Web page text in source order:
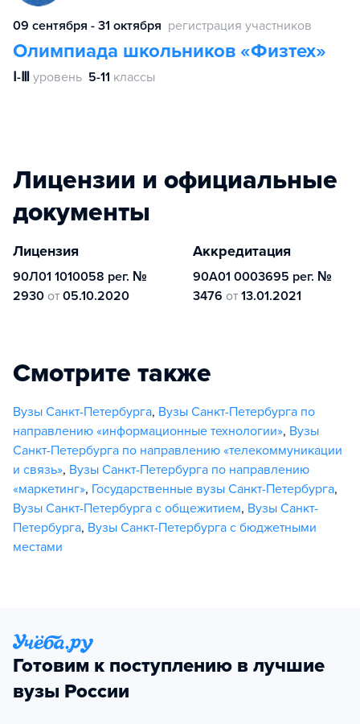
09 сентября - 31 октября регистрация участников
Олимпиада школьников «Физтех»
Ⅰ-Ⅲ уровень 5-11 классы
Лицензии и официальные
документы
Лицензия
90Л01 1010058 рег. №
2930 от 05.10.2020
Аккредитация
90А01 0003695 рег. №
3476 от 13.01.2021
Смотрите также
Вузы Санкт-Петербурга, Вузы Санкт-Петербурга по
направлению «информационные технологии», Вузы
Санкт-Петербурга по направлению «телекоммуникации
и связь», Вузы Санкт-Петербурга по направлению
«маркетинг», Государственные вузы Санкт-Петербурга,
Вузы Санкт-Петербурга с общежитием, Вузы Санкт-
Петербурга, Вузы Санкт-Петербурга с бюджетными
местами
Готовим к поступлению в лучшие
вузы России